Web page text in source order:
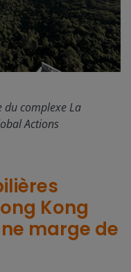
du complexe La
Actions
Kong
marge de